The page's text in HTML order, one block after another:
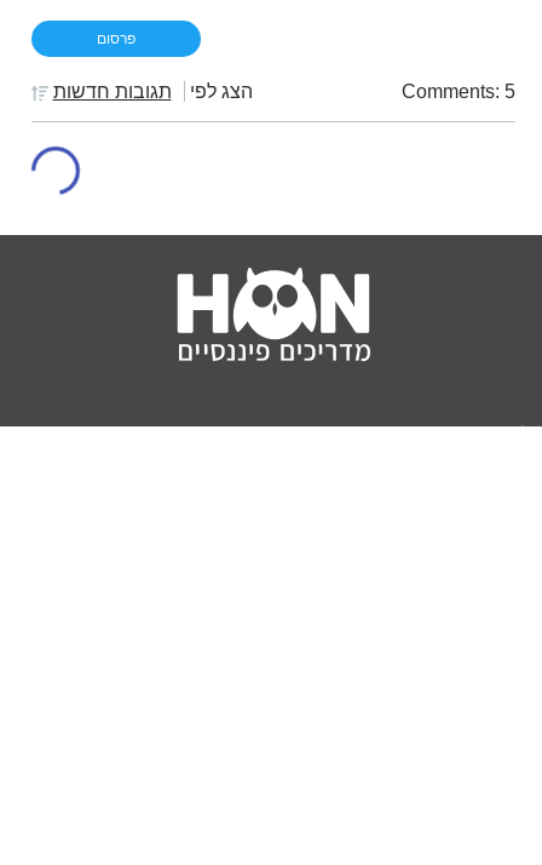
Comments: 5 הצג לפי תגובות חדשות
תגובה 0
יום רביעי 25/03/2020 11:19 am
איך מגיעים למשרה של ורביט? לא מוצאת איש קשר